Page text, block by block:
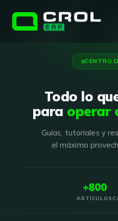
CENTRO
Todo lo
para operar
Guías, tutoriales y
el máximo
+800
ARTÍCULOS